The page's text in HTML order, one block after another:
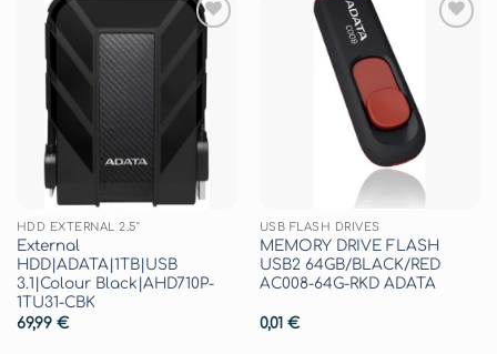
alla lista
dei
desideri
HDD EXTERNAL 2.5"
External
HDD|ADATA|1TB|USB
3.1|Colour Black|AHD710P-
1TU31-CBK
69,99 €
USB FLASH DRIVES
MEMORY DRIVE FLASH
USB2 64GB/BLACK/RED
AC008-64G-RKD ADATA
0,01 €